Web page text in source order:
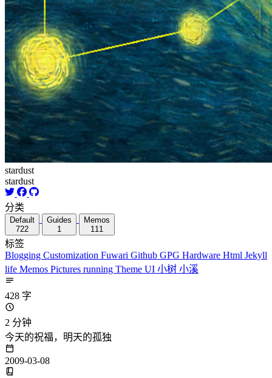
stardust
stardust
分类
Default
722
Guides
1
Memos
111
标签
Blogging Customization Fuwari Github GPG Hardware Html Jekyll
life Memos Pictures running Theme UI 小树 小溪
428 字
2 分钟
今天的祝福，明天的孤独
2009-03-08